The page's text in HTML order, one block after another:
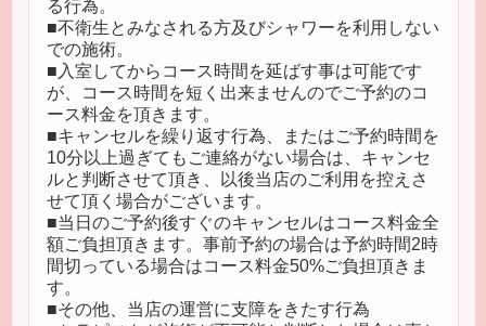
る行為。
■不衛生とみなされる方及びシャワーを利用しない
での施術。
■入室してからコース時間を延ばす事は可能です
が、コース時間を短く出来ませんのでご予約のコ
ース料金を頂きます。
■キャンセルを繰り返す行為、またはご予約時間を
10分以上過ぎてもご連絡がない場合は、キャンセ
ルと判断させて頂き、以後当店のご利用を控えさ
せて頂く場合がございます。
■当日のご予約後すぐのキャンセルはコース料金全
額ご負担頂きます。事前予約の場合は予約時間2時
間切っている場合はコース料金50%ご負担頂きま
す。
■その他、当店の運営に支障をきたす行為